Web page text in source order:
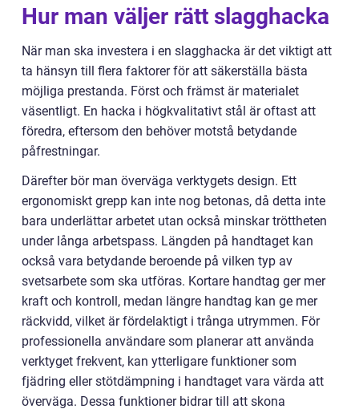
Hur man väljer rätt slagghacka
När man ska investera i en slagghacka är det viktigt att
ta hänsyn till flera faktorer för att säkerställa bästa
möjliga prestanda. Först och främst är materialet
väsentligt. En hacka i högkvalitativt stål är oftast att
föredra, eftersom den behöver motstå betydande
påfrestningar.
Därefter bör man överväga verktygets design. Ett
ergonomiskt grepp kan inte nog betonas, då detta inte
bara underlättar arbetet utan också minskar tröttheten
under långa arbetspass. Längden på handtaget kan
också vara betydande beroende på vilken typ av
svetsarbete som ska utföras. Kortare handtag ger mer
kraft och kontroll, medan längre handtag kan ge mer
räckvidd, vilket är fördelaktigt i trånga utrymmen. För
professionella användare som planerar att använda
verktyget frekvent, kan ytterligare funktioner som
fjädring eller stötdämpning i handtaget vara värda att
överväga. Dessa funktioner bidrar till att skona